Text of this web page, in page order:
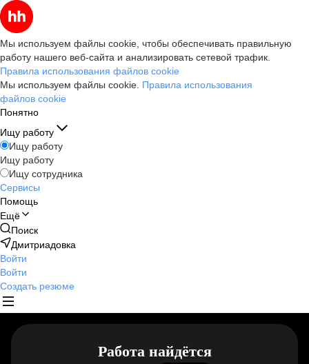
Мы используем файлы cookie, чтобы обеспечивать правильную
работу нашего веб-сайта и анализировать сетевой трафик.
Правила использования файлов cookie
Мы используем файлы cookie. Правила использования
файлов cookie
Понятно
Ищу работу
Ищу работу
Ищу работу
Ищу сотрудника
Сервисы
Помощь
Ещё
Поиск
Дмитриадовка
Войти
Войти
Создать резюме
Работа найдётся